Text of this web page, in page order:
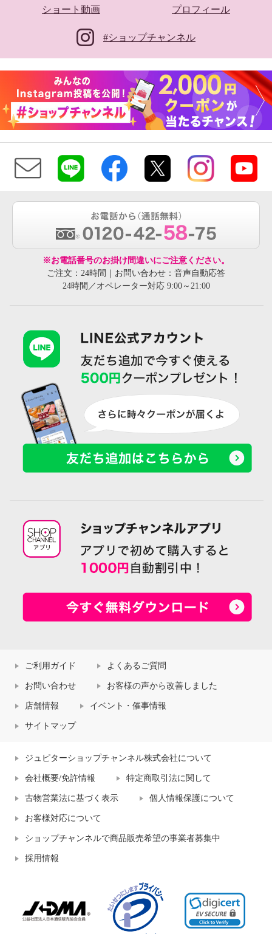
２３．５ｃｍ
ショート動画 プロフィール
#ショップチャンネル
※お電話番号のお掛け間違いにご注意ください。
ご注文：24時間｜お問い合わせ：音声自動応答
24時間／オペレーター対応 9:00～21:00
ご利用ガイド よくあるご質問
お問い合わせ お客様の声から改善しました
店舗情報 イベント・催事情報
サイトマップ
ジュピターショップチャンネル株式会社について
会社概要/免許情報 特定商取引法に関して
古物営業法に基づく表示 個人情報保護について
お客様対応について
ショップチャンネルで商品販売希望の事業者募集中
採用情報